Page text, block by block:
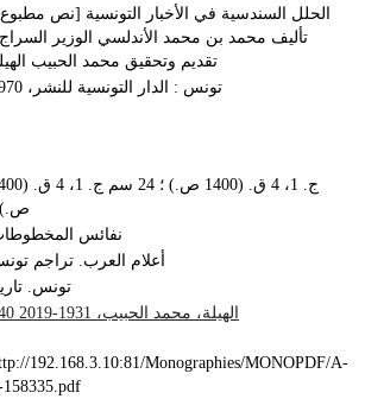
الحلل السندسية في الأخبار التونسية‏ ‏[نص
تأليف محمد بن محمد الأندلسي الوزير
تقديم وتحقيق محمد الحبيب
تونس : الدار التونسية للنشر‏، ‏1970
ج. 1، 4 ق. (1400 ص.)‏ ؛ ‏24
ص.)‏
نفائس
أعلام العرب. تراجم
تونس.
الهيلة، محمد الحبيب، 1931-2019 ‏340
192.168.3.10:81/Monographies/MONOPDF/A-
158335.pdf